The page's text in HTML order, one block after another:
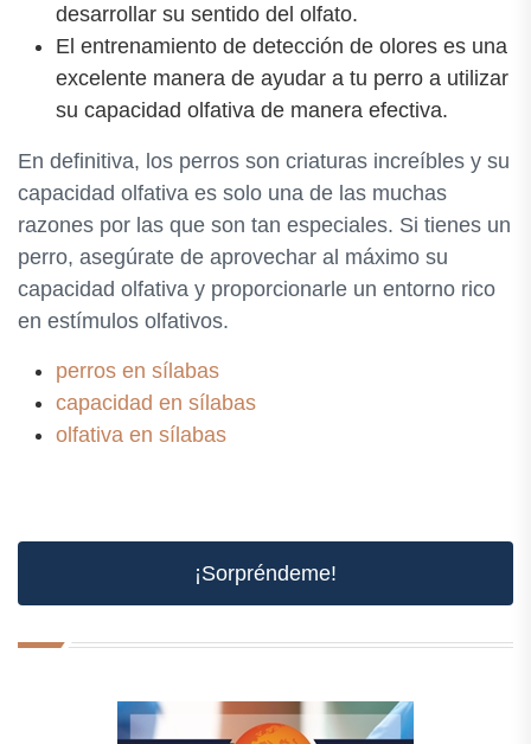
desarrollar su sentido del olfato.
El entrenamiento de detección de olores es una
excelente manera de ayudar a tu perro a utilizar
su capacidad olfativa de manera efectiva.
En definitiva, los perros son criaturas increíbles y su
capacidad olfativa es solo una de las muchas
razones por las que son tan especiales. Si tienes un
perro, asegúrate de aprovechar al máximo su
capacidad olfativa y proporcionarle un entorno rico
en estímulos olfativos.
perros en sílabas
capacidad en sílabas
olfativa en sílabas
¡Sorpréndeme!